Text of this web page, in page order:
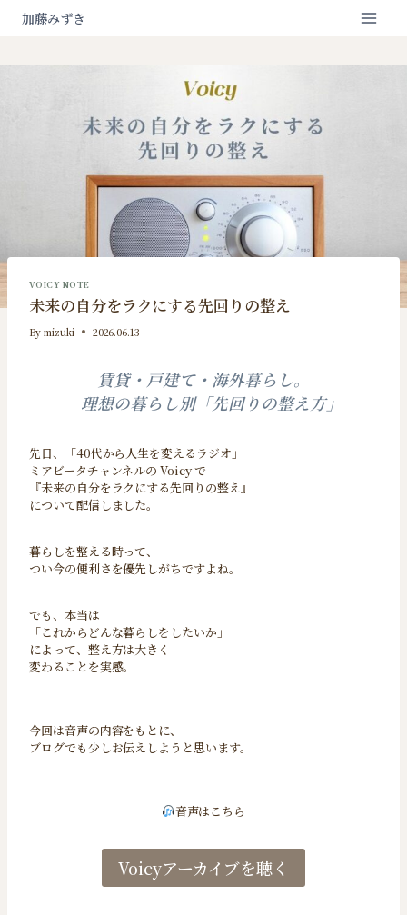
加藤みずき
VOICY NOTE
未来の自分をラクにする先回りの整え
By mizuki 2026.06.13
賃貸・戸建て・海外暮らし。
理想の暮らし別「先回りの整え方」
先日、「40代から人生を変えるラジオ」
ミアビータチャンネルの Voicy で
『未来の自分をラクにする先回りの整え』
について配信しました。
暮らしを整える時って、
つい今の便利さを優先しがちですよね。
でも、本当は
「これからどんな暮らしをしたいか」
によって、整え方は大きく
変わることを実感。
今回は音声の内容をもとに、
ブログでも少しお伝えしようと思います。
音声はこちら
Voicyアーカイブを聴く